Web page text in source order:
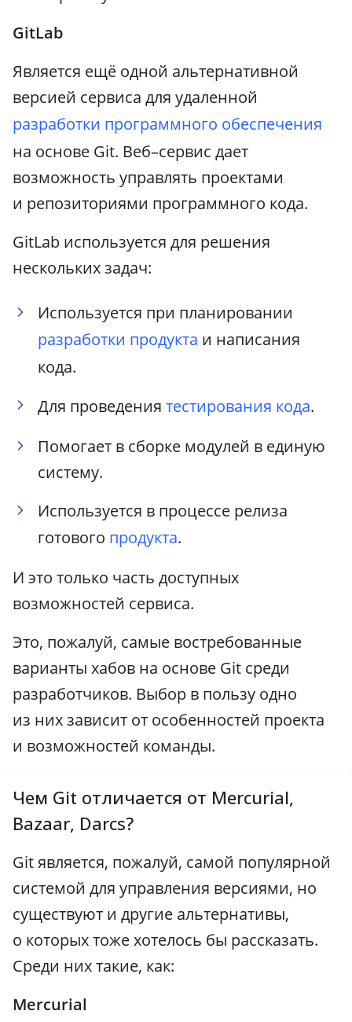
GitLab
Является ещё одной альтернативной
версией сервиса для удаленной
разработки программного обеспечения
на основе Git. Веб–сервис дает
возможность управлять проектами
и репозиториями программного кода.
GitLab используется для решения
нескольких задач:
Используется при планировании
разработки продукта и написания
кода.
Для проведения тестирования кода.
Помогает в сборке модулей в единую
систему.
Используется в процессе релиза
готового продукта.
И это только часть доступных
возможностей сервиса.
Это, пожалуй, самые востребованные
варианты хабов на основе Git среди
разработчиков. Выбор в пользу одно
из них зависит от особенностей проекта
и возможностей команды.
Чем Git отличается от Mercurial,
Bazaar, Darcs?
Git является, пожалуй, самой популярной
системой для управления версиями, но
существуют и другие альтернативы,
о которых тоже хотелось бы рассказать.
Среди них такие, как:
Mercurial